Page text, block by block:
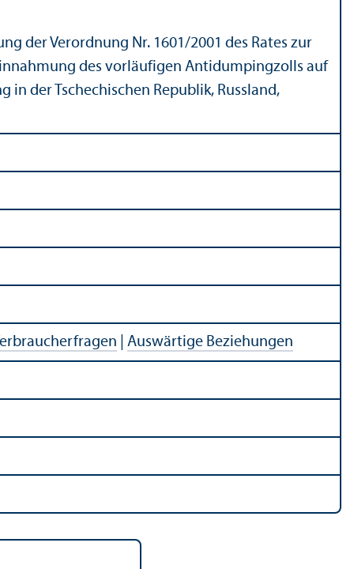
der Verordnung Nr. 1601/2001 des Rates zur
des vorläufigen Antidumpingzolls auf
der Tschechischen Republik, Russland,
Auswärtige Beziehungen